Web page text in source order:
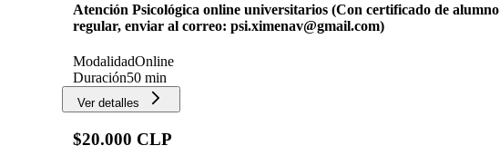
Atención Psicológica online universitarios (Con certificado de alumno
regular, enviar al correo: psi.ximenav@gmail.com)
ModalidadOnline
Duración50 min
Ver detalles
$20.000 CLP